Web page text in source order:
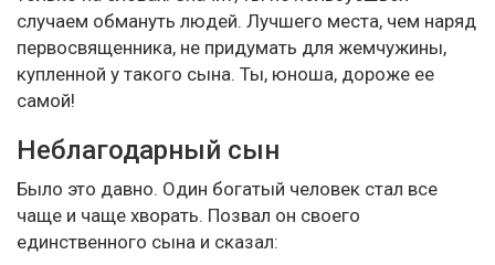
случаем обмануть людей. Лучшего места, чем наряд
первосвященника, не придумать для жемчужины,
купленной у такого сына. Ты, юноша, дороже ее
самой!
Неблагодарный сын
Было это давно. Один богатый человек стал все
чаще и чаще хворать. Позвал он своего
единственного сына и сказал: